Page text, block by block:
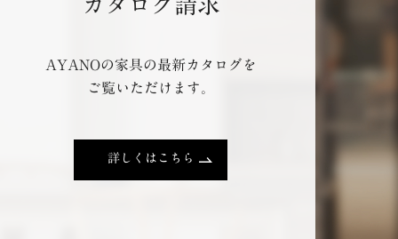
AYANOの家具の最新カタログを
ご覧いただけます。
詳しくはこちら